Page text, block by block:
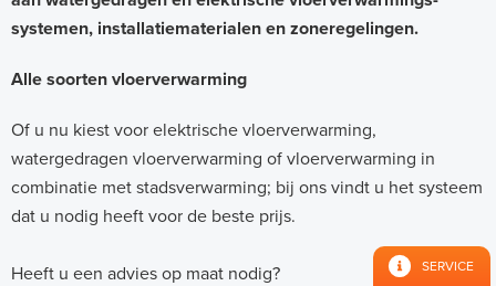
systemen, installatiematerialen en zoneregelingen.
Alle soorten vloerverwarming
Of u nu kiest voor elektrische vloerverwarming,
watergedragen vloerverwarming of vloerverwarming in
combinatie met stadsverwarming; bij ons vindt u het systeem
dat u nodig heeft voor de beste prijs.
Heeft u een advies op maat nodig? SERVICE